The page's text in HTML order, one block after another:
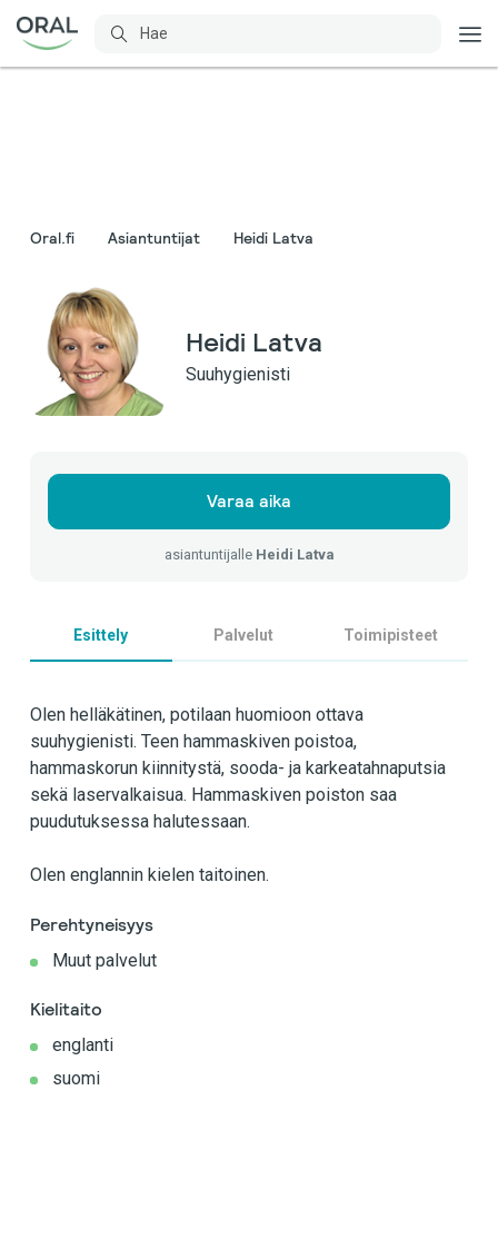
Oral.fi Asiantuntijat Heidi Latva
Heidi Latva
Suuhygienisti
Varaa aika
asiantuntijalle Heidi Latva
Esittely Palvelut Toimipisteet
Olen helläkätinen, potilaan huomioon ottava
suuhygienisti. Teen hammaskiven poistoa,
hammaskorun kiinnitystä, sooda- ja karkeatahnaputsia
sekä laservalkaisua. Hammaskiven poiston saa
puudutuksessa halutessaan.
Olen englannin kielen taitoinen.
Perehtyneisyys
Muut palvelut
Kielitaito
englanti
suomi